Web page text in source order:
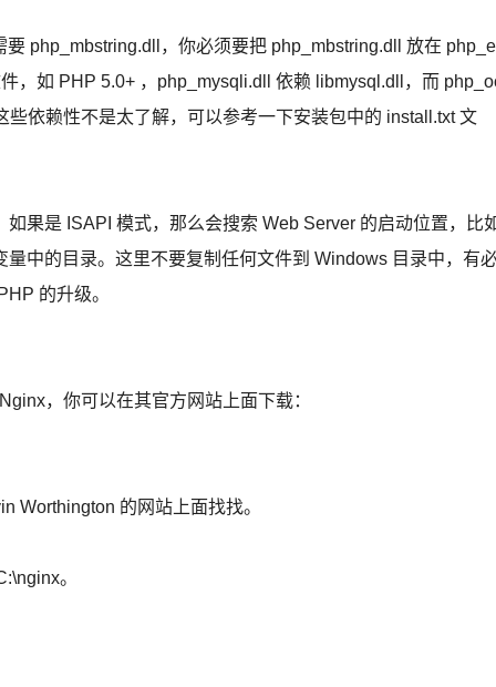
php_mbstring.dll，你必须要把 php_mbstring.dll 放在
，如 PHP 5.0+ ，php_mysqli.dll 依赖 libmysql.dll，而
依赖性不是太了解，可以参考一下安装包中的 install.txt 文
果是 ISAPI 模式，那么会搜索 Web Server 的启动位置，比
中的目录。这里不要复制任何文件到 Windows 目录中，有
的升级。
，你可以在其官方网站上面下载：
Worthington 的网站上面找找。
。